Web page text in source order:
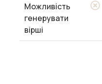
Можливість
генерувати
вірші